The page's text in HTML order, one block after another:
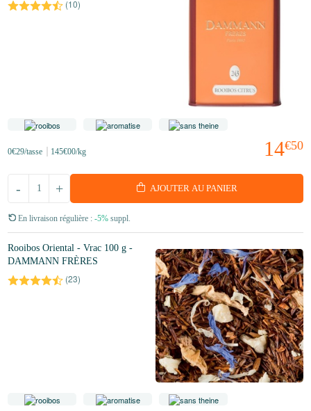
(10)
14€50
0€29/tasse 145€00/kg
+
- AJOUTER AU PANIER
En livraison régulière : -5% suppl.
Rooibos Oriental - Vrac 100 g -
DAMMANN FRÈRES
(23)